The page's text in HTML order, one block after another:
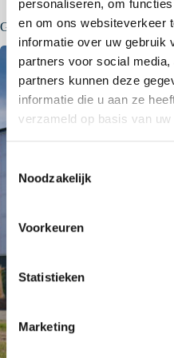
personaliseren, om
en om ons websiteverkeer
informatie over uw gebruik
partners voor social
partners kunnen deze
informatie die u aan ze
verzameld op basis van
e
i
n
g
Noodzakelijk
Voorkeuren
Statistieken
Marketing
Gerelateerde berichten